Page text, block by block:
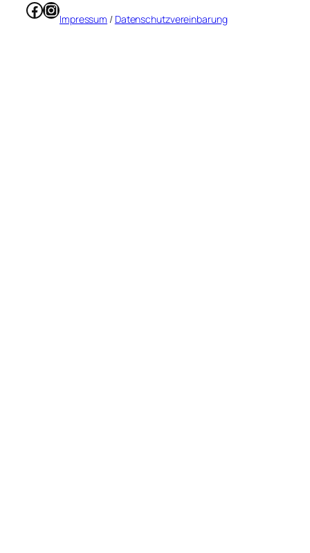
Facebook
Instagram
Impressum / Datenschutzvereinbarung